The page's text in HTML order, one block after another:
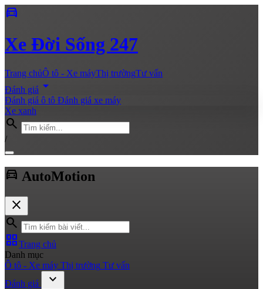
directions_car
Xe Đời Sống 247
Trang chủÔ tô - Xe máyThị trườngTư vấn
Đánh giá arrow_drop_down
Đánh giá ô tô Đánh giá xe máy
Xe xanh
search
/
directions_car AutoMotion
close
search
grid_viewTrang chủ
Danh mục
Ô tô - Xe máy Thị trường Tư vấn
Đánh giá
expand_more